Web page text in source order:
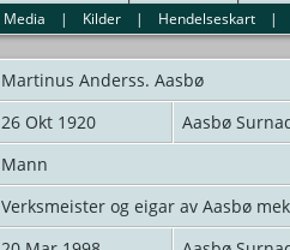
Media | Kilder| Hendelseskart|
Martinus Anderss. Aasbø
26 Okt 1920
Aasbø
Mann
Verksmeister og eigar av Aasbø